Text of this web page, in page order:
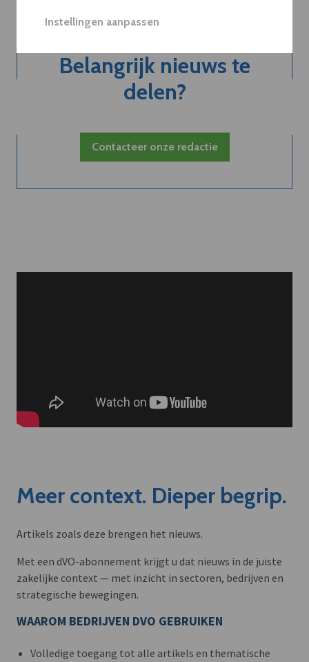
Instellingen aanpassen
Belangrijk nieuws te
delen?
Contacteer onze redactie
Meer context. Dieper begrip.
Artikels zoals deze brengen het nieuws.
Met een dVO-abonnement krijgt u dat nieuws in de juiste
zakelijke context — met inzicht in sectoren, bedrijven en
strategische bewegingen.
WAAROM BEDRIJVEN DVO GEBRUIKEN
Volledige toegang tot alle artikels en thematische